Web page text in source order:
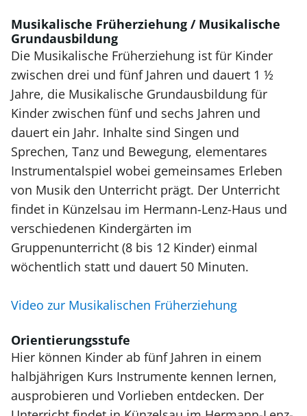
Musikalische Früherziehung / Musikalische
Grundausbildung
Die Musikalische Früherziehung ist für Kinder
zwischen drei und fünf Jahren und dauert 1 ½
Jahre, die Musikalische Grundausbildung für
Kinder zwischen fünf und sechs Jahren und
dauert ein Jahr. Inhalte sind Singen und
Sprechen, Tanz und Bewegung, elementares
Instrumentalspiel wobei gemeinsames Erleben
von Musik den Unterricht prägt. Der Unterricht
findet in Künzelsau im Hermann-Lenz-Haus und
verschiedenen Kindergärten im
Gruppenunterricht (8 bis 12 Kinder) einmal
wöchentlich statt und dauert 50 Minuten.
Video zur Musikalischen Früherziehung
Orientierungsstufe
Hier können Kinder ab fünf Jahren in einem
halbjährigen Kurs Instrumente kennen lernen,
ausprobieren und Vorlieben entdecken. Der